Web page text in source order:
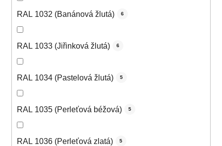
RAL 1032 (Banánová žlutá) 6
RAL 1033 (Jiřinková žlutá) 6
RAL 1034 (Pastelová žlutá) 5
RAL 1035 (Perleťová béžová) 5
RAL 1036 (Perleťová zlatá) 5